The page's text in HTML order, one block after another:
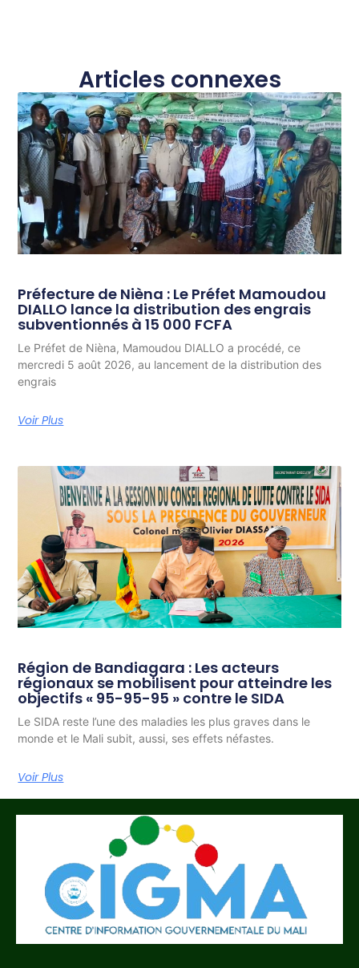
Articles connexes
Préfecture de Nièna : Le Préfet Mamoudou
DIALLO lance la distribution des engrais
subventionnés à 15 000 FCFA
Le Préfet de Nièna, Mamoudou DIALLO a procédé, ce
mercredi 5 août 2026, au lancement de la distribution des
engrais
Voir Plus
Région de Bandiagara : Les acteurs
régionaux se mobilisent pour atteindre les
objectifs « 95-95-95 » contre le SIDA
Le SIDA reste l’une des maladies les plus graves dans le
monde et le Mali subit, aussi, ses effets néfastes.
Voir Plus